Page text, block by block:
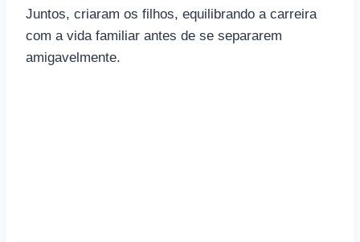
Juntos, criaram os filhos, equilibrando a carreira
com a vida familiar antes de se separarem
amigavelmente.